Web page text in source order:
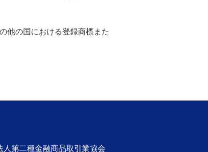
他の国における登録商標また
第二種金融商品取引業協会